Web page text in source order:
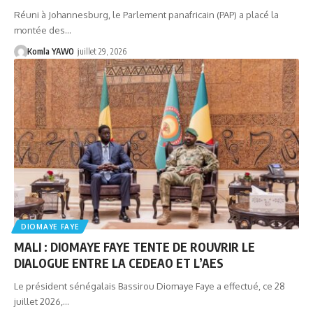
Réuni à Johannesburg, le Parlement panafricain (PAP) a placé la
montée des…
Komla YAWO juillet 29, 2026
DIOMAYE FAYE
MALI : DIOMAYE FAYE TENTE DE ROUVRIR LE
DIALOGUE ENTRE LA CEDEAO ET L’AES
Le président sénégalais Bassirou Diomaye Faye a effectué, ce 28
juillet 2026,…